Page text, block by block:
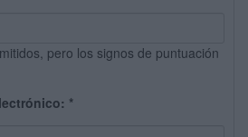
pero los signos de puntuación
*